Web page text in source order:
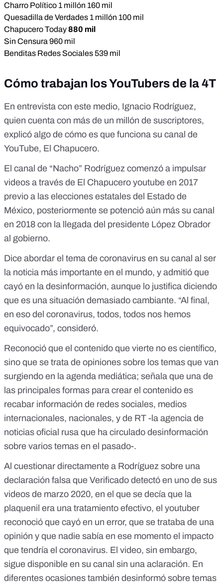
Charro Político 1 millón 160 mil
Quesadilla de Verdades 1 millón 100 mil
Chapucero Today880 mil
Sin Censura 960 mil
Benditas Redes Sociales 539 mil
Cómo trabajan los YouTubers de la 4T
En entrevista con este medio, Ignacio Rodríguez,
quien cuenta con más de un millón de suscriptores,
explicó algo de cómo es que funciona su canal de
YouTube, El Chapucero.
El canal de “Nacho” Rodríguez comenzó a impulsar
videos a través de El Chapucero youtube en 2017
previo a las elecciones estatales del Estado de
México, posteriormente se potenció aún más su canal
en 2018 con la llegada del presidente López Obrador
al gobierno.
Dice abordar el tema de coronavirus en su canal al ser
la noticia más importante en el mundo, y admitió que
cayó en la desinformación, aunque lo justifica diciendo
que es una situación demasiado cambiante. “Al final,
en eso del coronavirus, todos, todos nos hemos
equivocado”, consideró.
Reconoció que el contenido que vierte no es científico,
sino que se trata de opiniones sobre los temas que van
surgiendo en la agenda mediática; señala que una de
las principales formas para crear el contenido es
recabar información de redes sociales, medios
internacionales, nacionales, y de RT -la agencia de
noticias oficial rusa que ha circulado desinformación
sobre varios temas en el pasado-.
Al cuestionar directamente a Rodríguez sobre una
declaración falsa que Verificado detectó en uno de sus
videos de marzo 2020, en el que se decía que la
plaquenil era una tratamiento efectivo, el youtuber
reconoció que cayó en un error, que se trataba de una
opinión y que nadie sabía en ese momento el impacto
que tendría el coronavirus. El video, sin embargo,
sigue disponible en su canal sin una aclaración. En
diferentes ocasiones también desinformó sobre temas